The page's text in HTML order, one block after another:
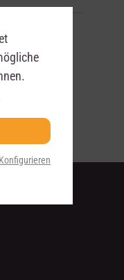
Konfigurieren